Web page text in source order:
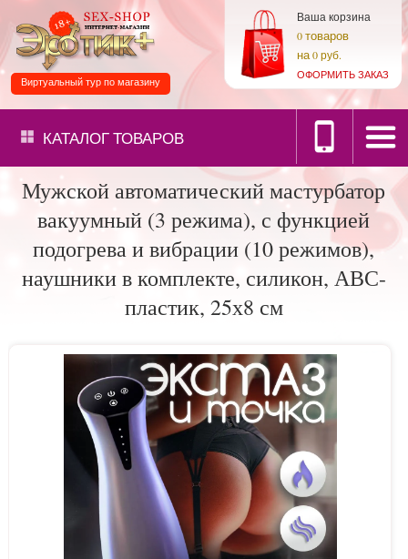
Ваша корзина
0товаров
на0 руб.
ОФОРМИТЬ ЗАКАЗ
Виртуальный тур по магазину
КАТАЛОГТОВАРОВ
Мужской автоматический мастурбатор
вакуумный (3 режима), с функцией
подогрева и вибрации (10 режимов),
наушники в комплекте, силикон, АВС-
пластик, 25х8 см